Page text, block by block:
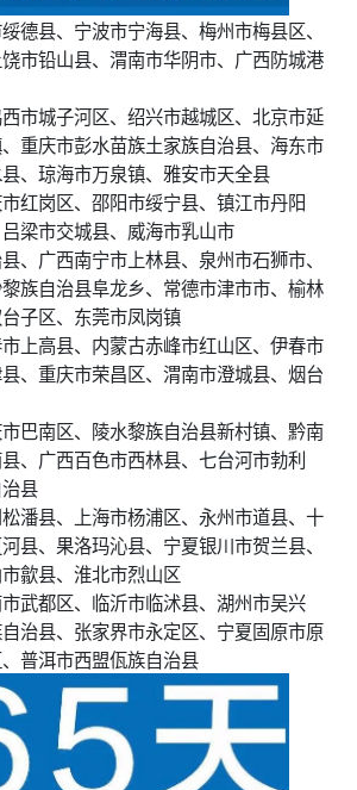
德县、宁波市宁海县、梅州市梅县区、
市铅山县、渭南市华阴市、广西防城港
市城子河区、绍兴市越城区、北京市延
重庆市彭水苗族土家族自治县、海东市
、琼海市万泉镇、雅安市天全县
红岗区、邵阳市绥宁县、镇江市丹阳
梁市交城县、威海市乳山市
、广西南宁市上林县、泉州市石狮市、
族自治县阜龙乡、常德市津市市、榆林
子区、东莞市凤岗镇
上高县、内蒙古赤峰市红山区、伊春市
、重庆市荣昌区、渭南市澄城县、烟台
巴南区、陵水黎族自治县新村镇、黔南
、广西百色市西林县、七台河市勃利
县
潘县、上海市杨浦区、永州市道县、十
县、果洛玛沁县、宁夏银川市贺兰县、
歙县、淮北市烈山区
武都区、临沂市临沭县、湖州市吴兴
治县、张家界市永定区、宁夏固原市原
普洱市西盟佤族自治县